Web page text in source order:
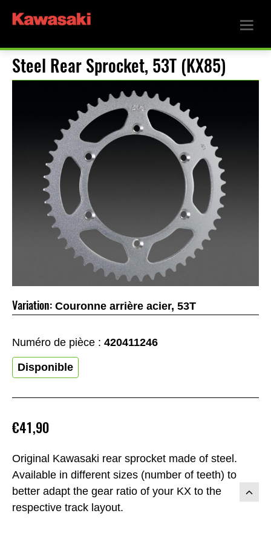
Steel Rear Sprocket, 53T (KX85)
Original Kawasaki rear sprocket made of steel.
Available in different sizes (number of teeth) to
better adapt the gear ratio of your KX to the
respective track layout.
€41,90
Variation: Couronne arrière acier, 53T
Numéro de pièce : 420411246
Disponible